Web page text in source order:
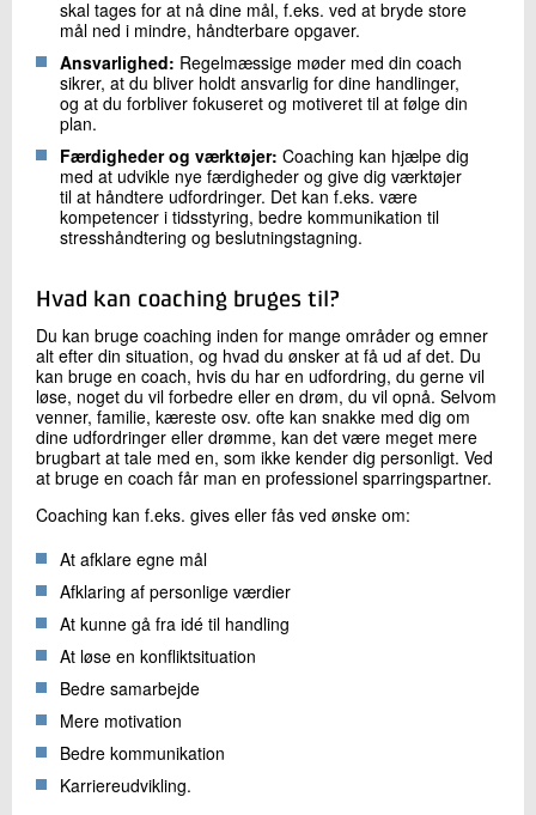
skal tages for at nå dine mål, f.eks. ved at bryde store
mål ned i mindre, håndterbare opgaver.
Ansvarlighed: Regelmæssige møder med din coach
sikrer, at du bliver holdt ansvarlig for dine handlinger,
og at du forbliver fokuseret og motiveret til at følge din
plan.
Færdigheder og værktøjer: Coaching kan hjælpe dig
med at udvikle nye færdigheder og give dig værktøjer
til at håndtere udfordringer. Det kan f.eks. være
kompetencer i tidsstyring, bedre kommunikation til
stresshåndtering og beslutningstagning.
Hvad kan coaching bruges til?
Du kan bruge coaching inden for mange områder og emner
alt efter din situation, og hvad du ønsker at få ud af det. Du
kan bruge en coach, hvis du har en udfordring, du gerne vil
løse, noget du vil forbedre eller en drøm, du vil opnå. Selvom
venner, familie, kæreste osv. ofte kan snakke med dig om
dine udfordringer eller drømme, kan det være meget mere
brugbart at tale med en, som ikke kender dig personligt. Ved
at bruge en coach får man en professionel sparringspartner.
Coaching kan f.eks. gives eller fås ved ønske om:
At afklare egne mål
Afklaring af personlige værdier
At kunne gå fra idé til handling
At løse en konfliktsituation
Bedre samarbejde
Mere motivation
Bedre kommunikation
Karriereudvikling.